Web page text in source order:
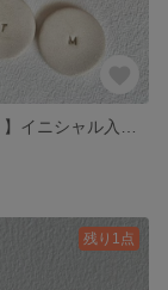
残り1点